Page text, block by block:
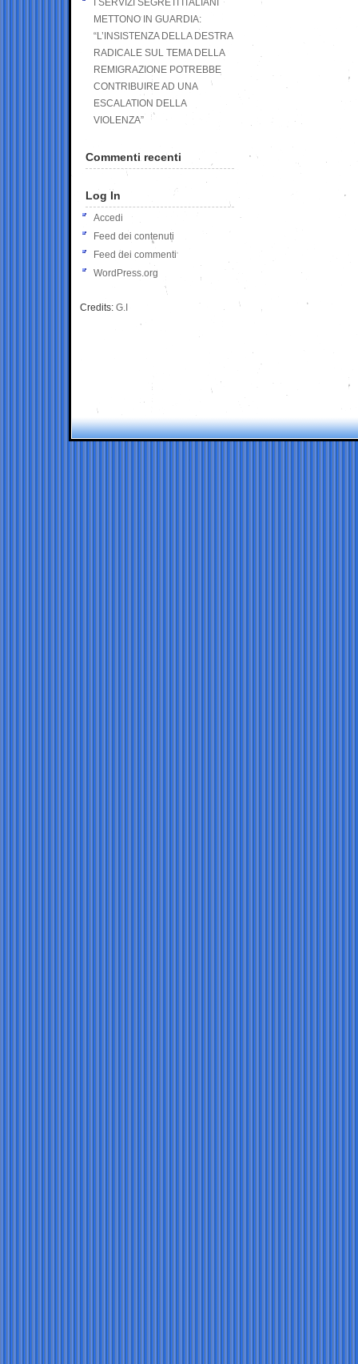
I SERVIZI SEGRETI ITALIANI
METTONO IN GUARDIA:
“L’INSISTENZA DELLA DESTRA
RADICALE SUL TEMA DELLA
REMIGRAZIONE POTREBBE
CONTRIBUIRE AD UNA
ESCALATION DELLA
VIOLENZA”
Commenti recenti
Log In
Accedi
Feed dei contenuti
Feed dei commenti
WordPress.org
Credits: G.I